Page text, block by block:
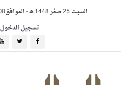
السبت 25 صفر 1448 هـ -الموافق2026/08/08م
تسجيل الدخول